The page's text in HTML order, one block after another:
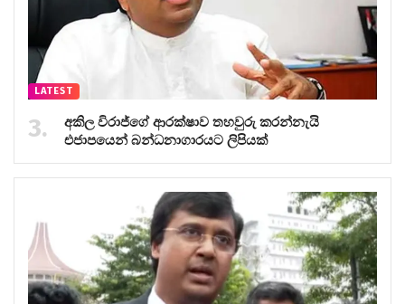
LATEST
අකිල විරාජ්ගේ ආරක්ෂාව තහවුරු කරන්නැයි
එජාපයෙන් බන්ධනාගාරයට ලිපියක්